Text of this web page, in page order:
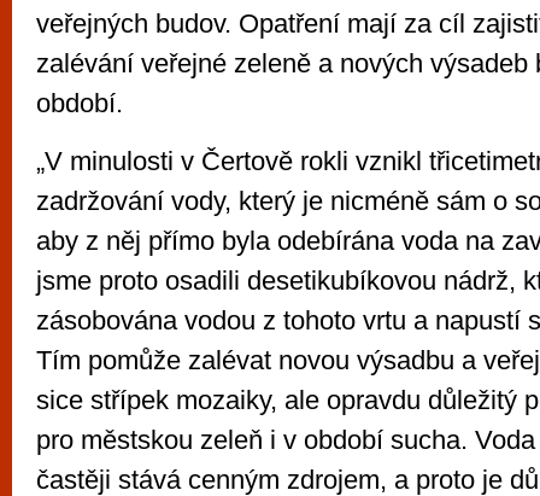
veřejných budov. Opatření mají za cíl
zalévání veřejné zeleně a nových výsadeb
období.
„V minulosti v Čertově rokli vznikl
zadržování vody, který je nicméně sám o
aby z něj přímo byla odebírána voda na
jsme proto osadili desetikubíkovou nádrž,
zásobována vodou z tohoto vrtu a napustí
Tím pomůže zalévat novou výsadbu a
sice střípek mozaiky, ale opravdu důležitý
pro městskou zeleň i v období sucha.
častěji stává cenným zdrojem, a proto je